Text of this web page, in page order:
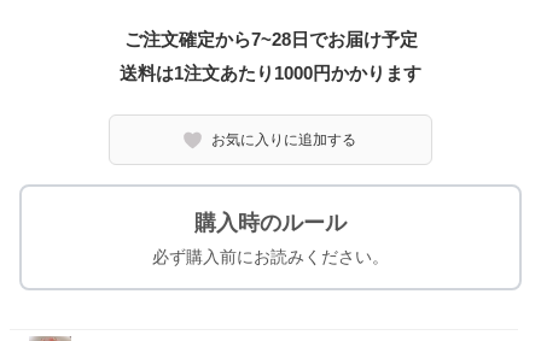
ご注文確定から7~28日でお届け予定
送料は1注文あたり 1000円かかります
お気に入りに追加する
購入時のルール
必ず購入前にお読みください。